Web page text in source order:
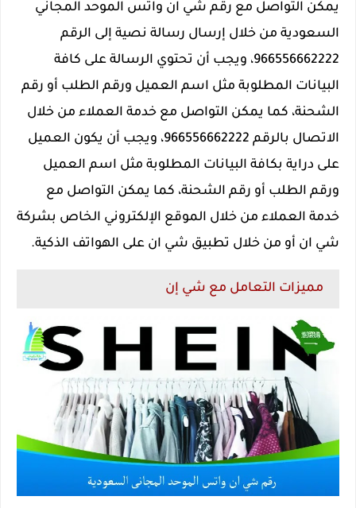
يمكن التواصل مع رقم شي ان واتس الموحد المجاني
السعودية من خلال إرسال رسالة نصية إلى الرقم
966556662222، ويجب أن تحتوي الرسالة على كافة
البيانات المطلوبة مثل اسم العميل ورقم الطلب أو رقم
الشحنة، كما يمكن التواصل مع خدمة العملاء من خلال
الاتصال بالرقم 966556662222، ويجب أن يكون العميل
على دراية بكافة البيانات المطلوبة مثل اسم العميل
ورقم الطلب أو رقم الشحنة، كما يمكن التواصل مع
خدمة العملاء من خلال الموقع الإلكتروني الخاص بشركة
شي ان أو من خلال تطبيق شي ان على الهواتف الذكية.
مميزات التعامل مع شي إن